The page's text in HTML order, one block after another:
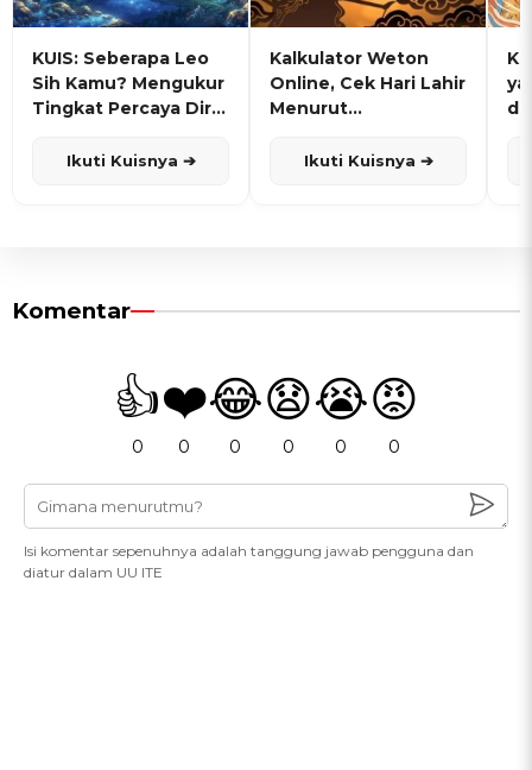
KUIS: Seberapa Leo
Sih Kamu? Mengukur
Tingkat Percaya Diri
Ikuti Kuisnya ➔
Kalkulator Weton
Online, Cek Hari Lahir
Menurut
Ikuti Kuisnya ➔
Komentar
👍
0
❤️
0
😂
0
😧
0
😭
0
😡
0
Isi komentar sepenuhnya adalah tanggung jawab pengguna dan
diatur dalam UU ITE